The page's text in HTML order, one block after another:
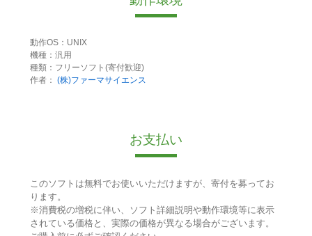
動作OS：UNIX
機種：汎用
種類：フリーソフト(寄付歓迎)
作者： (株)ファーマサイエンス
お支払い
このソフトは無料でお使いいただけますが、寄付を募ってお
ります。
※消費税の増税に伴い、ソフト詳細説明や動作環境等に表示
されている価格と、実際の価格が異なる場合がございます。